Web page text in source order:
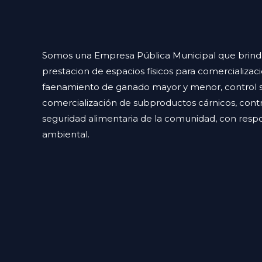
Somos una Empresa Pública Municipal que
prestacion de espacios físicos para
faenamiento de ganado mayor y menor, control
comercialización de subproductos cárnicos,
seguridad alimentaria de la comunidad, con
ambiental.